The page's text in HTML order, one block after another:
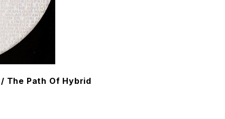
/ The Path Of Hybrid